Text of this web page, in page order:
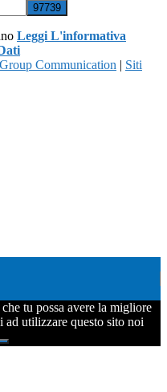
Leggi L'informativa
Communication | Siti
tu possa avere la migliore
ad utilizzare questo sito noi